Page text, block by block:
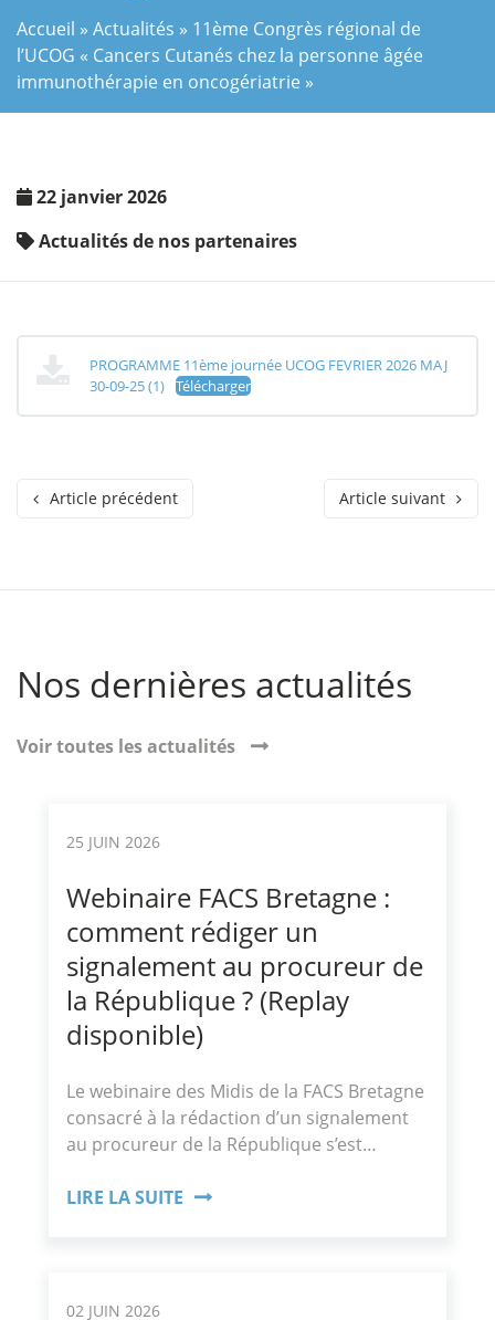
Accueil » Actualités » 11ème Congrès régional de
l’UCOG « Cancers Cutanés chez la personne âgée
immunothérapie en oncogériatrie »
22 janvier 2026
Actualités de nos partenaires
PROGRAMME 11ème journée UCOG FEVRIER 2026 MAJ
30-09-25 (1) Télécharger
Article précédent Article suivant
Nos dernières actualités
Voir toutes les actualités
25 JUIN 2026
Webinaire FACS Bretagne :
comment rédiger un
signalement au procureur de
la République ? (Replay
disponible)
Le webinaire des Midis de la FACS Bretagne
consacré à la rédaction d’un signalement
au procureur de la République s’est…
LIRE LA SUITE
02 JUIN 2026